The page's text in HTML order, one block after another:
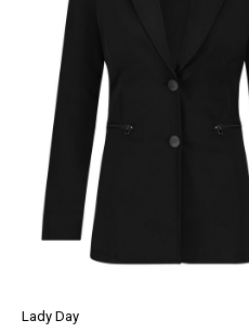
Lady Day